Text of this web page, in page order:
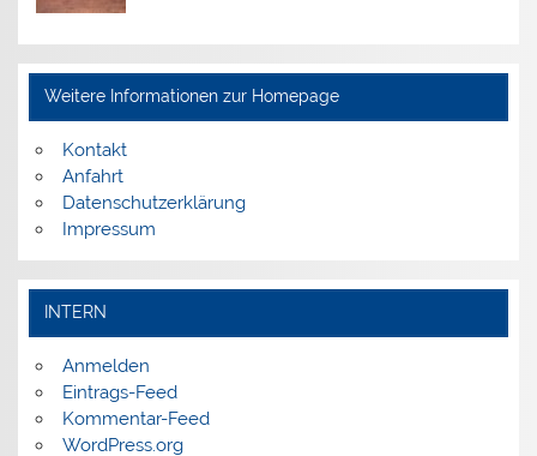
Weitere Informationen zur Homepage
Kontakt
Anfahrt
Datenschutzerklärung
Impressum
INTERN
Anmelden
Eintrags-Feed
Kommentar-Feed
WordPress.org